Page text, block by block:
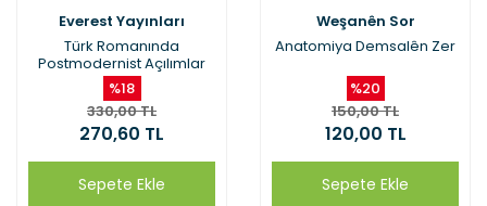
Everest Yayınları
Türk Romanında
Postmodernist Açılımlar
(Ciltli)
%18
330,00 TL
270,60 TL
Sepete Ekle
Weşanên Sor
Anatomiya Demsalên Zer
%20
150,00 TL
120,00 TL
Sepete Ekle